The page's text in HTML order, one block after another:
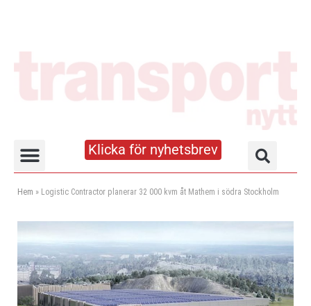
Klicka för nyhetsbrev
Hem » Logistic Contractor planerar 32 000 kvm åt Mathem i södra Stockholm